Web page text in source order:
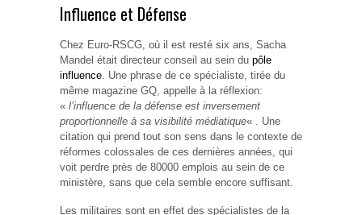
Influence et Défense
Chez Euro-RSCG, où il est resté six ans, Sacha
Mandel était directeur conseil au sein du pôle
influence. Une phrase de ce spécialiste, tirée du
même magazine GQ, appelle à la réflexion:
« l’influence de la défense est inversement
proportionnelle à sa visibilité médiatique« . Une
citation qui prend tout son sens dans le contexte de
réformes colossales de ces dernières années, qui
voit perdre près de 80000 emplois au sein de ce
ministère, sans que cela semble encore suffisant.
Les militaires sont en effet des spécialistes de la